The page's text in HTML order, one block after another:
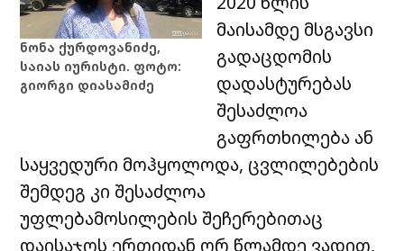
ნონა ქურდოვანიძე,
საიას იურისტი. ფოტო:
გიორგი დიასამიძე
მაისამდე მსგავსი
გადაცდომის
დადასტურებას
შესაძლოა
გაფრთხილება ან
საყვედური მოჰყოლოდა, ცვლილებების
შემდეგ კი შესაძლოა
უფლებამოსილების შეჩერებითაც
დაისაჯოს ერთიდან ორ წლამდე ვადით,